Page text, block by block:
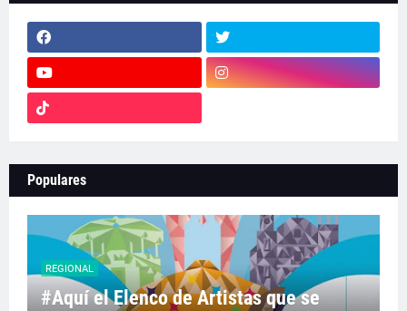
Populares
REGIONAL
#Aquí el Elenco de Artistas que se